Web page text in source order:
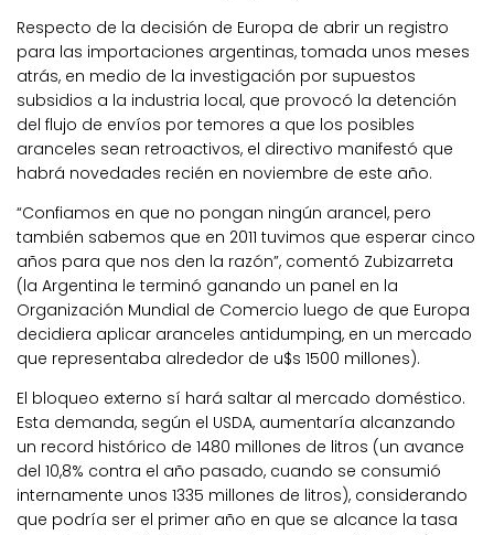
Respecto de la decisión de Europa de abrir un registro
para las importaciones argentinas, tomada unos meses
atrás, en medio de la investigación por supuestos
subsidios a la industria local, que provocó la detención
del flujo de envíos por temores a que los posibles
aranceles sean retroactivos, el directivo manifestó que
habrá novedades recién en noviembre de este año.
“Confiamos en que no pongan ningún arancel, pero
también sabemos que en 2011 tuvimos que esperar cinco
años para que nos den la razón”, comentó Zubizarreta
(la Argentina le terminó ganando un panel en la
Organización Mundial de Comercio luego de que Europa
decidiera aplicar aranceles antidumping, en un mercado
que representaba alrededor de u$s 1500 millones).
El bloqueo externo sí hará saltar al mercado doméstico.
Esta demanda, según el USDA, aumentaría alcanzando
un record histórico de 1480 millones de litros (un avance
del 10,8% contra el año pasado, cuando se consumió
internamente unos 1335 millones de litros), considerando
que podría ser el primer año en que se alcance la tasa